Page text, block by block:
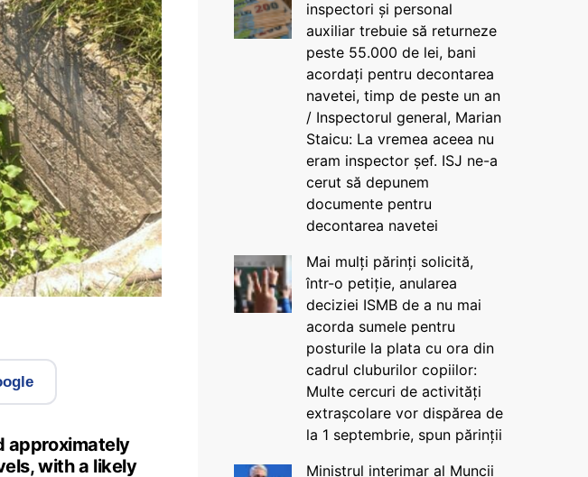
approximately
with a likely
inspectori și personal
auxiliar trebuie să returneze
peste 55.000 de lei, bani
acordați pentru decontarea
navetei, timp de peste un an
/ Inspectorul general, Marian
Staicu: La vremea aceea nu
eram inspector șef. ISJ ne-a
cerut să depunem
documente pentru
decontarea navetei
Mai mulți părinți solicită,
într-o petiție, anularea
deciziei ISMB de a nu mai
acorda sumele pentru
posturile la plata cu ora din
cadrul cluburilor copiilor:
Multe cercuri de activități
extrașcolare vor dispărea de
la 1 septembrie, spun părinții
Ministrul interimar al Muncii